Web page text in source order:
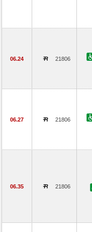
06.24 21806
06.27 21806
06.35 21806